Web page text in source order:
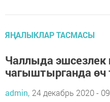
ЯҢАЛЫКЛАР ТАСМАСЫ
Чаллыда эшсезлек
чагыштырганда өч
admin, 24 декабрь 2020 -